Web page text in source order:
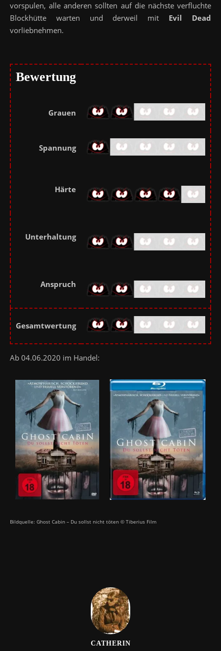
vorspulen, alle anderen sollten auf die nächste verfluchte
Blockhütte warten und derweil mit Evil Dead
vorliebnehmen.
Bewertung
Grauen
Spannung
Härte
Unterhaltung
Anspruch
Gesamtwertung
Ab 04.06.2020 im Handel:
Bildquelle: Ghost Cabin – Du sollst nicht töten © Tiberius Film
CATHERIN